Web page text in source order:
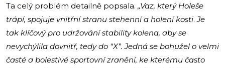
Ta celý problém detailně popsala. „Vaz, který Holeše
trápí, spojuje vnitřní stranu stehenní a holení kosti.Je
tak klíčový pro udržování stability kolena, aby se
nevychýlila dovnitř, tedy do “X”. Jedná se bohužel o velmi
časté a bolestivé sportovní zranění, ke kterému často